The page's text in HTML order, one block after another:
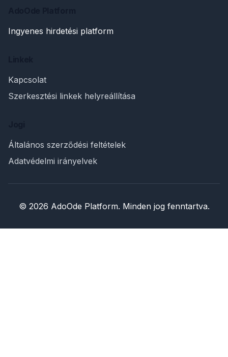
Ingyenes hirdetési platform
Kapcsolat
Szerkesztési linkek helyreállítása
Általános szerződési feltételek
Adatvédelmi irányelvek
© 2026 AdoOde Platform. Minden jog fenntartva.